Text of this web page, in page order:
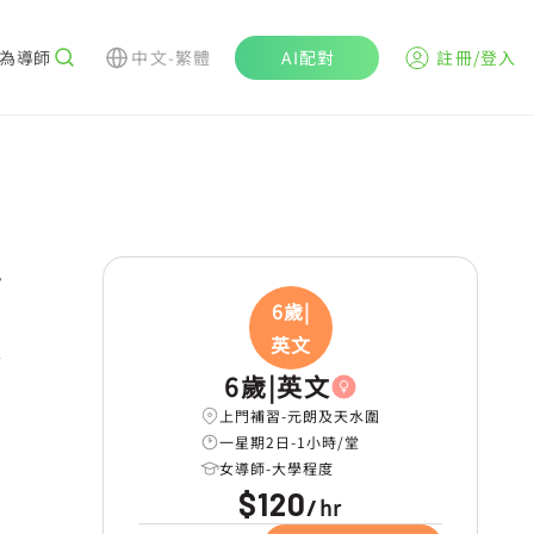
導師 中文-繁體 AI配對 註冊/登入
6歲|
英文
6歲|英文
上門補習-元朗及天水圍
一星期2日-1小時/堂
女導師-大學程度
$120/hr